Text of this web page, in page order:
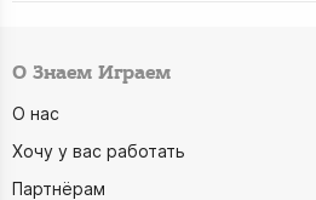
О Знаем Играем
О нас
Хочу у вас работать
Партнёрам